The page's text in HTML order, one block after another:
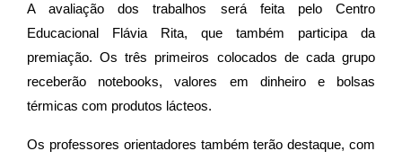
A avaliação dos trabalhos será feita pelo Centro
Educacional Flávia Rita, que também participa da
premiação. Os três primeiros colocados de cada grupo
receberão notebooks, valores em dinheiro e bolsas
térmicas com produtos lácteos.
Os professores orientadores também terão destaque, com